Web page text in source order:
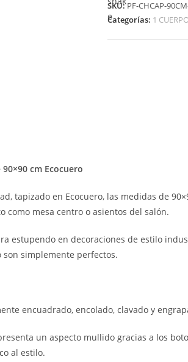
SKU:PF-CHCAP-
Categorías: 1
cm Ecocuero
tapizado en Ecocuero, las medidas de
como mesa centro o asientos del salón.
estupendo en decoraciones de estilo
son simplemente perfectos.
encuadrado, encolado, clavado y
un aspecto mullido gracias a los
al estilo.